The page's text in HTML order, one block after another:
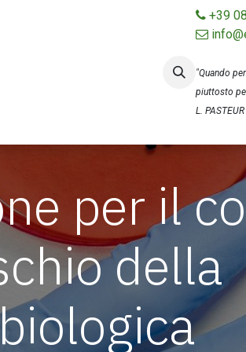
Certificazioni
+39
"Quando
piuttosto
L. PASTEUR
per il
della